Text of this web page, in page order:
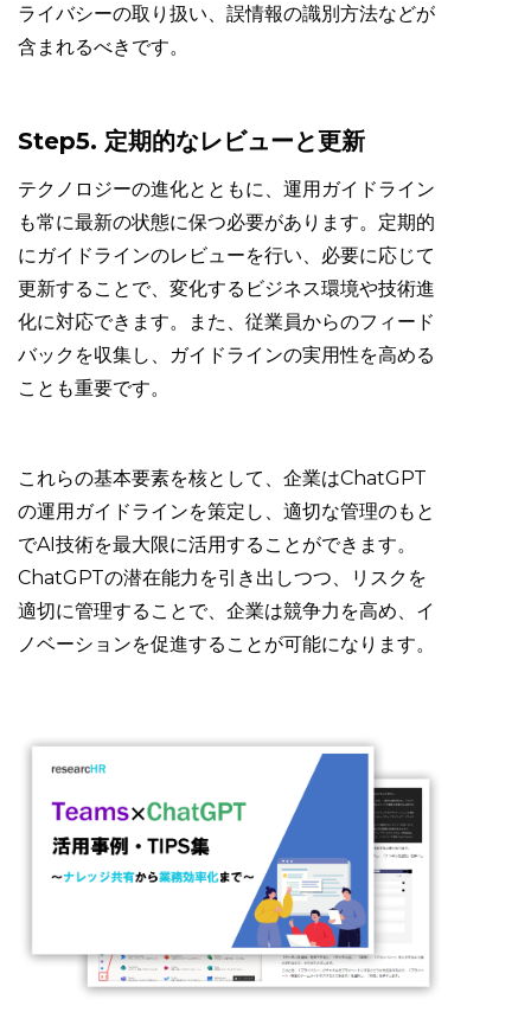
ライバシーの取り扱い、誤情報の識別方法などが
含まれるべきです。
Step5. 定期的なレビューと更新
テクノロジーの進化とともに、運用ガイドライン
も常に最新の状態に保つ必要があります。定期的
にガイドラインのレビューを行い、必要に応じて
更新することで、変化するビジネス環境や技術進
化に対応できます。また、従業員からのフィード
バックを収集し、ガイドラインの実用性を高める
ことも重要です。
これらの基本要素を核として、企業はChatGPT
の運用ガイドラインを策定し、適切な管理のもと
でAI技術を最大限に活用することができます。
ChatGPTの潜在能力を引き出しつつ、リスクを
適切に管理することで、企業は競争力を高め、イ
ノベーションを促進することが可能になります。